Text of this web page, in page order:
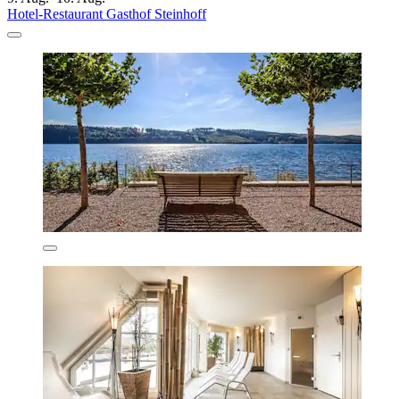
Hotel-Restaurant Gasthof Steinhoff